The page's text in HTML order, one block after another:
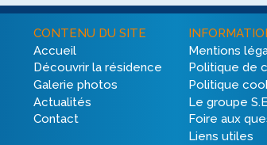
CONTENU DU SITE
Accueil
Découvrir la résidence
Galerie photos
Actualités
Contact
Mentions
Politique de
Politique
Le groupe
Foire aux
Liens utiles